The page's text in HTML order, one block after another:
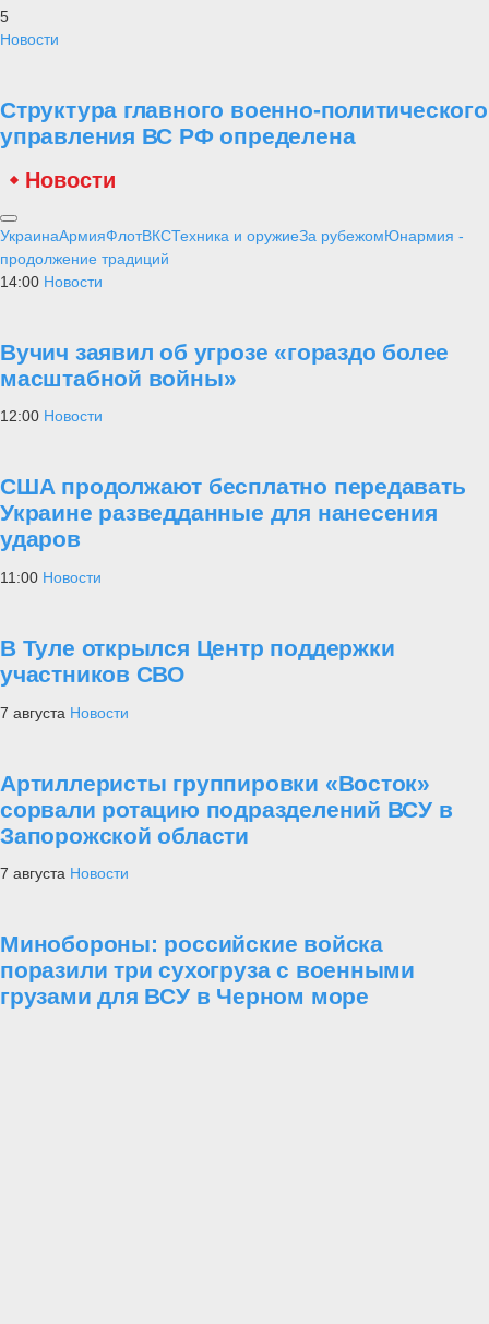
5
Новости
Структура главного военно-политического
управления ВС РФ определена
Новости
УкраинаАрмияФлотВКСТехника и оружиеЗа рубежомЮнармия -
продолжение традиций
14:00 Новости
Вучич заявил об угрозе «гораздо более
масштабной войны»
12:00 Новости
США продолжают бесплатно передавать
Украине разведданные для нанесения
ударов
11:00 Новости
В Туле открылся Центр поддержки
участников СВО
7 августа Новости
Артиллеристы группировки «Восток»
сорвали ротацию подразделений ВСУ в
Запорожской области
7 августа Новости
Минобороны: российские войска
поразили три сухогруза с военными
грузами для ВСУ в Черном море